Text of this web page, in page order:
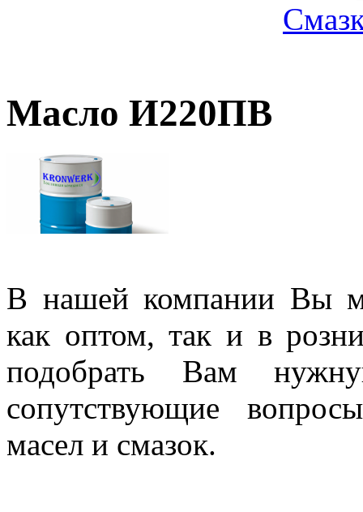
Масло И220ПВ
В нашей компании Вы
как оптом, так и в
подобрать Вам
сопутствующие
масел и смазок.